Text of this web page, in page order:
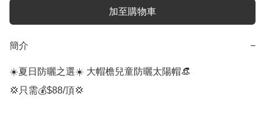
加至購物車
簡介 −
☀️夏日防曬之選☀️ 大帽檐兒童防曬太陽帽👒
💢只需💰$88/頂💢